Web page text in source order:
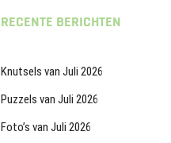
RECENTE BERICHTEN
Knutsels van Juli 2026
Puzzels van Juli 2026
Foto’s van Juli 2026